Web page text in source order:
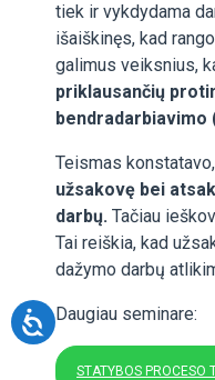
tiek ir vykdydama
išaiškinęs, kad
galimus veiksnius,
priklausančių
Teismas
užsakovę bei
darbų. Tačiau
Tai reiškia, kad
dažymo darbų
Daugiau seminare:
STATYBOS PROCESO